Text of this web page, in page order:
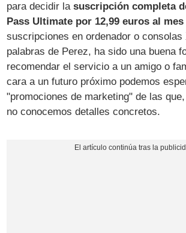
para decidir lasuscripción completa
Pass Ultimate por 12,99 euros al mes
suscripciones en ordenador o consolas
palabras de Perez, ha sido una buena
recomendar el servicio a un amigo o
cara a un futuro próximo podemos
"promociones de marketing" de las
no conocemos detalles concretos.